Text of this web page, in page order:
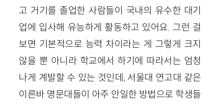
고 거기를 졸업한 사람들이 국내의 유수한 대기
업에 입사해 유능하게 활동하고 있어요. 그런 걸
보면 기본적으로 능력 차이라는 게 그렇게 크지
않을 뿐 아니라 학교에서 하기에 따라서는 엄청
나게 계발할 수 있는 것인데, 서울대 연고대 같은
이른바 명문대들이 아주 안일한 방법으로 학생들